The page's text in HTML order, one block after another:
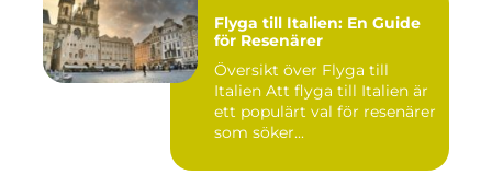
Flyga till Italien: En Guide
för Resenärer
Översikt över Flyga till
Italien Att flyga till Italien är
ett populärt val för resenärer
som söker...